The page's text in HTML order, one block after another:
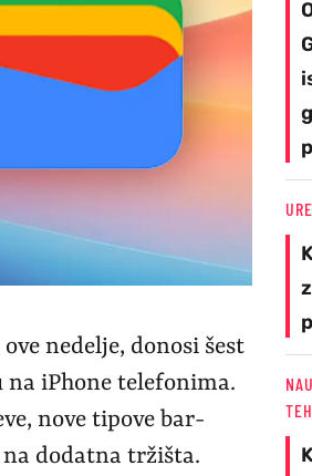
nedelje, donosi šest
iPhone telefonima.
nove tipove bar-
dodatna tržišta.